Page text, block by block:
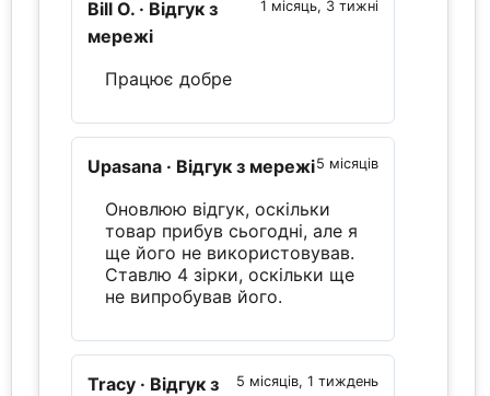
1 місяць, 3 тижні
Bill O. · Відгук з
мережі
Працює добре
5 місяців
Upasana · Відгук з мережі
Оновлюю відгук, оскільки
товар прибув сьогодні, але я
ще його не використовував.
Ставлю 4 зірки, оскільки ще
не випробував його.
5 місяців, 1 тиждень
Tracy · Відгук з